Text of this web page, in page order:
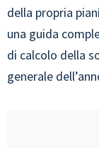
della propria
una guida
di calcolo della
generale